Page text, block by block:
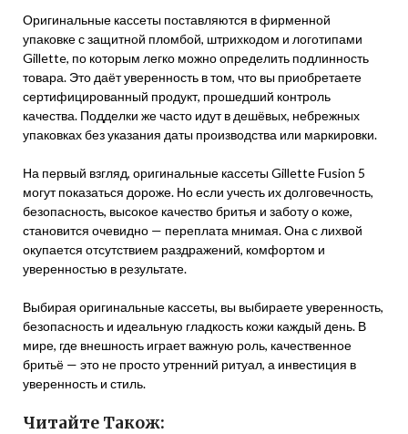
Оригинальные кассеты поставляются в фирменной
упаковке с защитной пломбой, штрихкодом и логотипами
Gillette, по которым легко можно определить подлинность
товара. Это даёт уверенность в том, что вы приобретаете
сертифицированный продукт, прошедший контроль
качества. Подделки же часто идут в дешёвых, небрежных
упаковках без указания даты производства или маркировки.
На первый взгляд, оригинальные кассеты Gillette Fusion 5
могут показаться дороже. Но если учесть их долговечность,
безопасность, высокое качество бритья и заботу о коже,
становится очевидно — переплата мнимая. Она с лихвой
окупается отсутствием раздражений, комфортом и
уверенностью в результате.
Выбирая оригинальные кассеты, вы выбираете уверенность,
безопасность и идеальную гладкость кожи каждый день. В
мире, где внешность играет важную роль, качественное
бритьё — это не просто утренний ритуал, а инвестиция в
уверенность и стиль.
Читайте Також: